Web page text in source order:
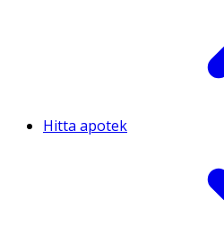
Hitta apotek